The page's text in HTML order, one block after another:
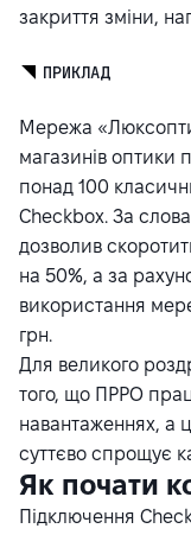
закриття зміни,
ПРИКЛАД
Мережа
магазинів оптики
понад 100
Checkbox. За
дозволив
на 50%, а за
використання
грн.
Для великого
того, що ПРРО
навантаженнях, а
суттєво спрощує
Як почати
Підключення